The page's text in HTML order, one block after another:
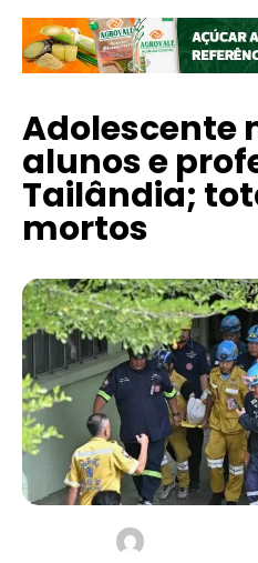
Adolescente
alunos e
Tailândia;
mortos